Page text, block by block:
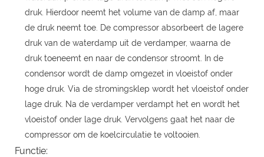
druk. Hierdoor neemt het volume van de damp af, maar
de druk neemt toe. De compressor absorbeert de lagere
druk van de waterdamp uit de verdamper, waarna de
druk toeneemt en naar de condensor stroomt. In de
condensor wordt de damp omgezet in vloeistof onder
hoge druk. Via de stromingsklep wordt het vloeistof onder
lage druk. Na de verdamper verdampt het en wordt het
vloeistof onder lage druk. Vervolgens gaat het naar de
compressor om de koelcirculatie te voltooien.
Functie: